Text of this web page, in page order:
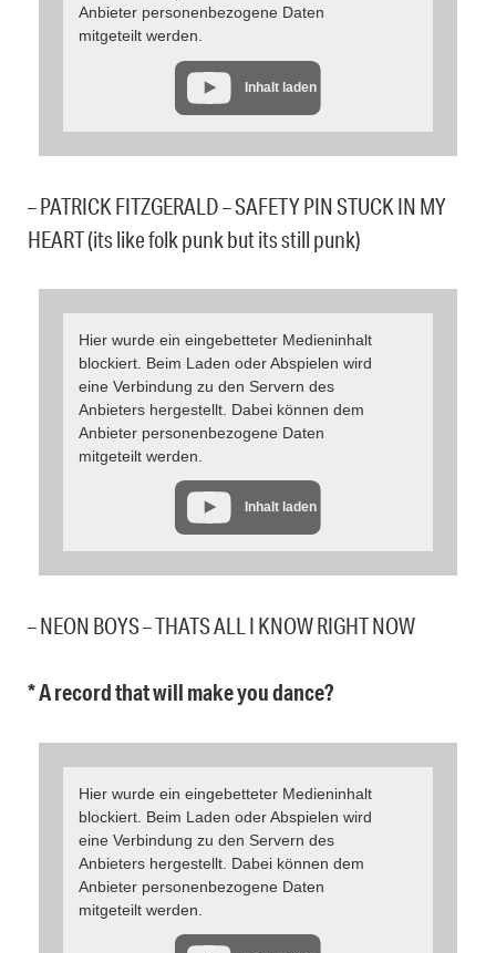
Anbieter personenbezogene Daten
mitgeteilt werden.
Inhalt laden
– PATRICK FITZGERALD – SAFETY PIN STUCK IN MY
HEART (its like folk punk but its still punk)
Hier wurde ein eingebetteter Medieninhalt
blockiert. Beim Laden oder Abspielen wird
eine Verbindung zu den Servern des
Anbieters hergestellt. Dabei können dem
Anbieter personenbezogene Daten
mitgeteilt werden.
Inhalt laden
– NEON BOYS – THATS ALL I KNOW RIGHT NOW
* A record that will make you dance?
Hier wurde ein eingebetteter Medieninhalt
blockiert. Beim Laden oder Abspielen wird
eine Verbindung zu den Servern des
Anbieters hergestellt. Dabei können dem
Anbieter personenbezogene Daten
mitgeteilt werden.